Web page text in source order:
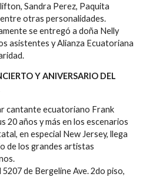
Sandra Perez, Paquita
otras personalidades.
se entregó a doña Nelly
asistentes y Alianza Ecuatoriana
Y ANIVERSARIO DEL
cantante ecuatoriano Frank
20 años y más en los escenarios
en especial New Jersey, llega
de los grandes artistas
de Bergeline Ave. 2do piso,